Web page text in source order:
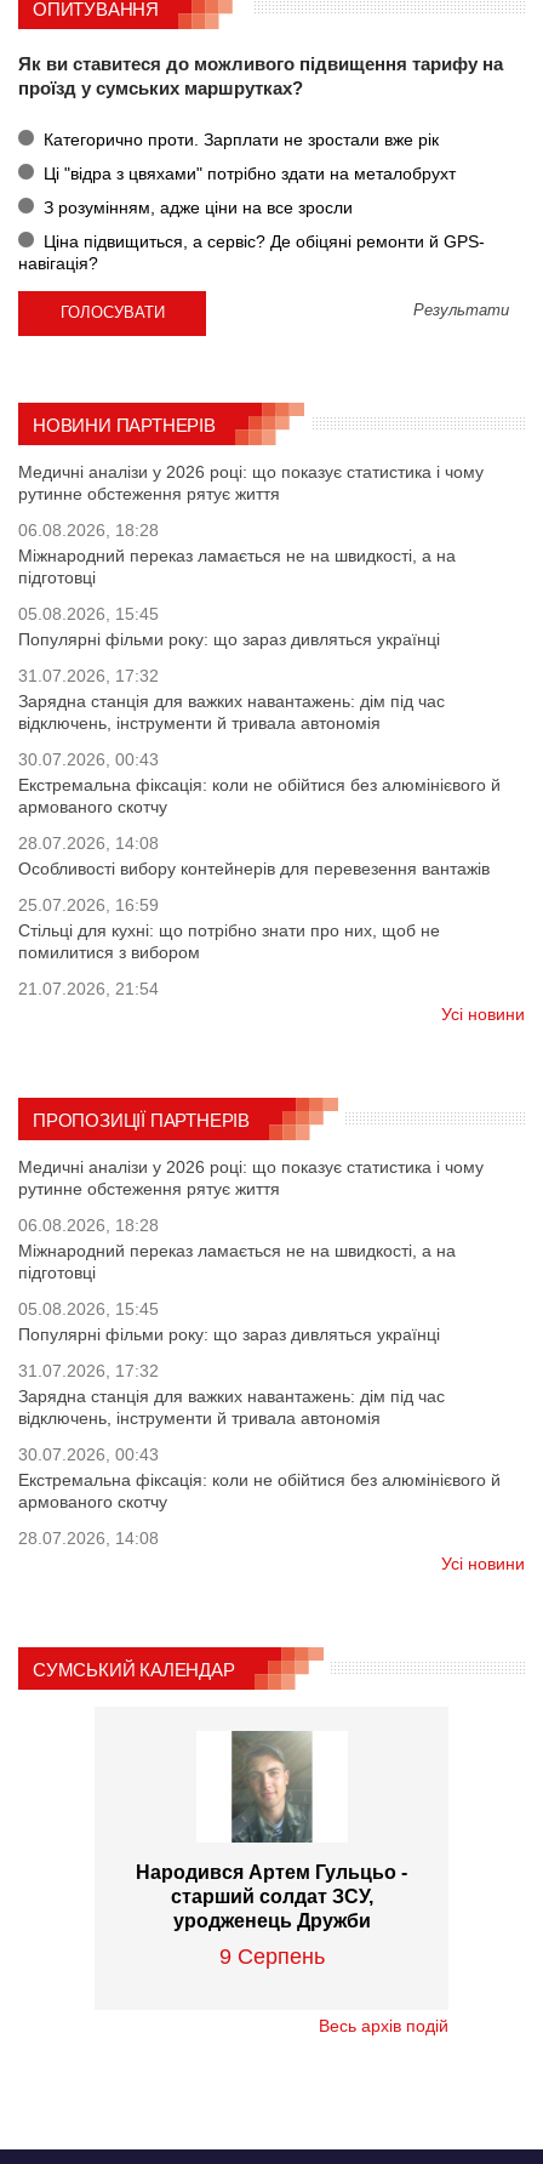
ОПИТУВАННЯ
Як ви ставитеся до можливого підвищення тарифу на
проїзд у сумських маршрутках?
Категорично проти. Зарплати не зростали вже рік
Ці "відра з цвяхами" потрібно здати на металобрухт
З розумінням, адже ціни на все зросли
Ціна підвищиться, а сервіс? Де обіцяні ремонти й GPS-
навігація?
Результати
НОВИНИ ПАРТНЕРІВ
Медичні аналізи у 2026 році: що показує статистика і чому
рутинне обстеження рятує життя
06.08.2026, 18:28
Міжнародний переказ ламається не на швидкості, а на
підготовці
05.08.2026, 15:45
Популярні фільми року: що зараз дивляться українці
31.07.2026, 17:32
Зарядна станція для важких навантажень: дім під час
відключень, інструменти й тривала автономія
30.07.2026, 00:43
Екстремальна фіксація: коли не обійтися без алюмінієвого й
армованого скотчу
28.07.2026, 14:08
Особливості вибору контейнерів для перевезення вантажів
25.07.2026, 16:59
Стільці для кухні: що потрібно знати про них, щоб не
помилитися з вибором
21.07.2026, 21:54
Усі новини
ПРОПОЗИЦІЇ ПАРТНЕРІВ
Медичні аналізи у 2026 році: що показує статистика і чому
рутинне обстеження рятує життя
06.08.2026, 18:28
Міжнародний переказ ламається не на швидкості, а на
підготовці
05.08.2026, 15:45
Популярні фільми року: що зараз дивляться українці
31.07.2026, 17:32
Зарядна станція для важких навантажень: дім під час
відключень, інструменти й тривала автономія
30.07.2026, 00:43
Екстремальна фіксація: коли не обійтися без алюмінієвого й
армованого скотчу
28.07.2026, 14:08
Усі новини
СУМСЬКИЙ КАЛЕНДАР
Народився Артем Гульцьо -
старший солдат ЗСУ,
уродженець Дружби
9 Серпень
Весь архів подій